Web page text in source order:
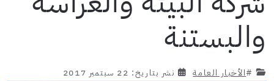
والبستنة
#الأخبار العامة نشر بتاريخ: 22 سبتمبر 2017